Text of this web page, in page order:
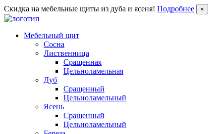
Скидка на мебельные щиты из дуба и ясеня! Подробнее ×
Мебельный щит
Сосна
Лиственница
Сращенная
Цельноламельная
Дуб
Сращенный
Цельноламельный
Ясень
Сращенный
Цельноламельный